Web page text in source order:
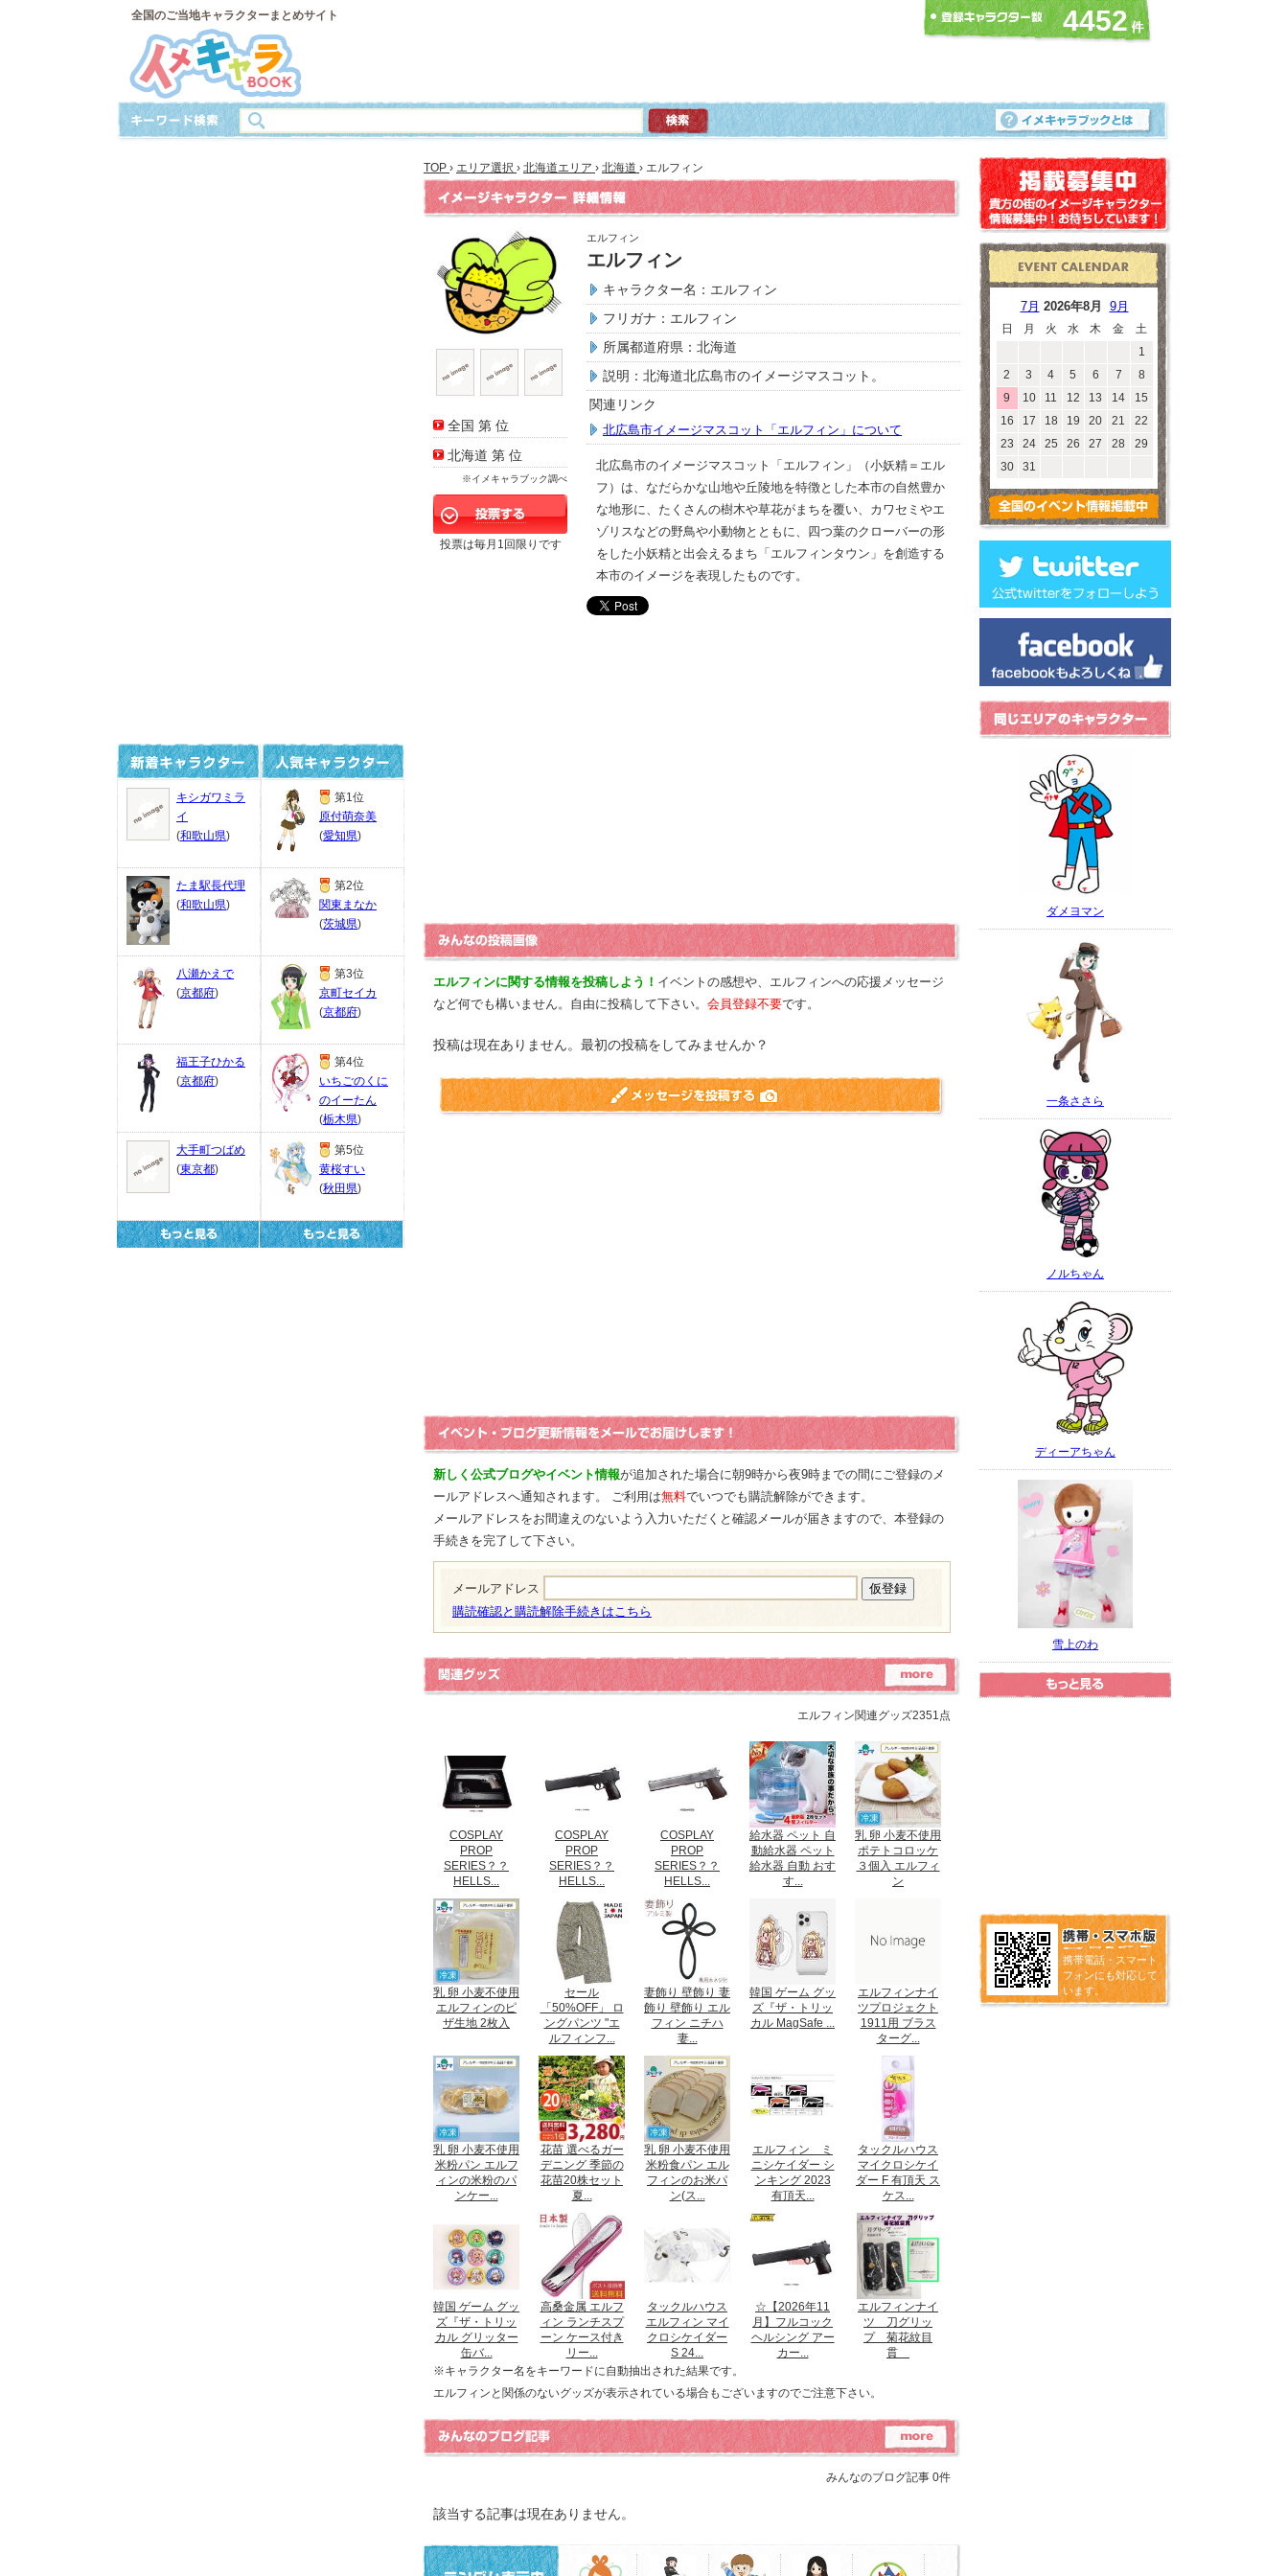
全国のご当地キャラクターまとめサイト 4452
キシガワミラ
イ
(和歌山県)
たま駅長代理
(和歌山県)
八瀬かえで
(京都府)
福王子ひかる
(京都府)
大手町つばめ
(東京都)
第1位
原付萌奈美
(愛知県)
第2位
関東まなか
(茨城県)
第3位
京町セイカ
(京都府)
第4位
いちごのくに
のイーたん
(栃木県)
第5位
黄桜すい
(秋田県)
TOP › エリア選択 › 北海道エリア › 北海道 › エルフィン
全国 第 位
北海道 第 位
※イメキャラブック調べ
投票は毎月1回限りです
エルフィン
エルフィン
キャラクター名：エルフィン
フリガナ：エルフィン
所属都道府県：北海道
説明：北海道北広島市のイメージマスコット。
関連リンク
北広島市イメージマスコット「エルフィン」について
北広島市のイメージマスコット「エルフィン」（小妖精＝エル
フ）は、なだらかな山地や丘陵地を特徴とした本市の自然豊か
な地形に、たくさんの樹木や草花がまちを覆い、カワセミやエ
ゾリスなどの野鳥や小動物とともに、四つ葉のクローバーの形
をした小妖精と出会えるまち「エルフィンタウン」を創造する
本市のイメージを表現したものです。
エルフィンに関する情報を投稿しよう！ イベントの感想や、エルフィンへの応援メッセージ
など何でも構いません。自由に投稿して下さい。 会員登録不要です。
投稿は現在ありません。最初の投稿をしてみませんか？
新しく公式ブログやイベント情報が追加された場合に朝9時から夜9時までの間にご登録のメ
ールアドレスへ通知されます。 ご利用は無料でいつでも購読解除ができます。
メールアドレスをお間違えのないよう入力いただくと確認メールが届きますので、本登録の
手続きを完了して下さい。
メールアドレス
購読確認と購読解除手続きはこちら
エルフィン関連グッズ2351点
COSPLAY
PROP
SERIES？？
HELLS...
COSPLAY
PROP
SERIES？？
HELLS...
COSPLAY
PROP
SERIES？？
HELLS...
給水器 ペット 自
動給水器 ペット
給水器 自動 おす
す...
乳 卵 小麦不使用
ポテトコロッケ
３個入 エルフィ
ン
乳 卵 小麦不使用
エルフィンのピ
ザ生地 2枚入
セール
「50%OFF」 ロ
ングパンツ "エ
ルフィンフ...
妻飾り 壁飾り 妻
飾り 壁飾り エル
フィン ニチハ
妻...
韓国 ゲーム グッ
ズ『ザ・トリッ
カル MagSafe ...
エルフィンナイ
ツプロジェクト
1911用 ブラス
ターグ...
乳 卵 小麦不使用
米粉パン エルフ
ィンの米粉のパ
ンケー...
花苗 選べるガー
デニング 季節の
花苗20株セット
夏...
乳 卵 小麦不使用
米粉食パン エル
フィンのお米パ
ン(ス...
エルフィン ミ
ニシケイダー シ
ンキング 2023
有頂天...
タックルハウス
マイクロシケイ
ダー F 有頂天 ス
ケス...
韓国 ゲーム グッ
ズ『ザ・トリッ
カル グリッター
缶バ...
高桑金属 エルフ
ィン ランチスプ
ーン ケース付き
リー...
タックルハウス
エルフィン マイ
クロシケイダー
S 24...
☆【2026年11
月】フルコック
ヘルシング アー
カー...
エルフィンナイ
ツ 刀グリッ
プ 菊花紋目
貫
※キャラクター名をキーワードに自動抽出された結果です。
エルフィンと関係のないグッズが表示されている場合もございますのでご注意下さい。
みんなのブログ記事 0件
該当する記事は現在ありません。
7月 2026年8月 9月
日 月 火 水 木 金
土
1
2
3 4 5 6 7
8
9
10 11 12 13 14
15
16
17 18 19 20 21
22
23
24 25 26 27 28
29
30
31
ダメヨマン
一条ささら
ノルちゃん
ディーアちゃん
雪上のわ
携帯電話・スマート
フォンにも対応して
います。